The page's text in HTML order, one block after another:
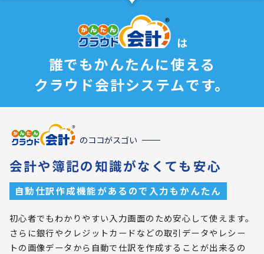
は
誰でもかんたんに使える
クラウド会計システムです。
のココがスゴい
会計や簿記の知識がなくても安心
自動仕訳作成機能があるので入力もかんたん
初心者でもわかりやすい入力画面のため安心して使えます。
さらに銀行やクレジットカードなどの取引データやレシー
トの画像データから自動で仕訳を作成することが出来るの